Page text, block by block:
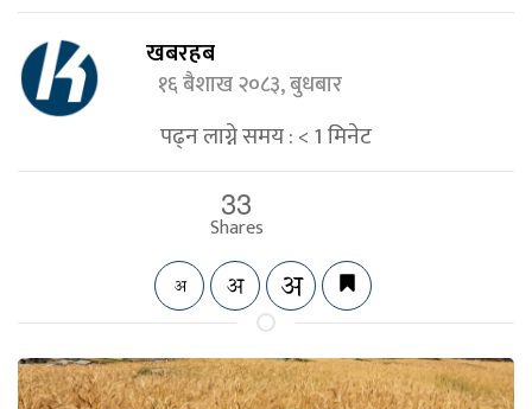
खबरहब
१६ बैशाख २०८३, बुधबार
पढ्न लाग्ने समय :< 1मिनेट
33
Shares